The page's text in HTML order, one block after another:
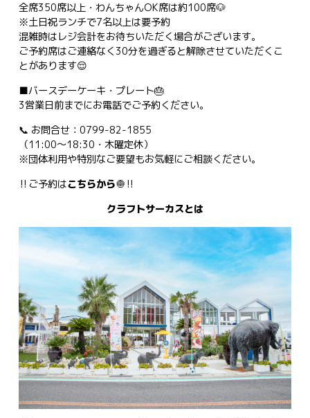
全席350席以上・わんちゃんOK席は約100席🐶
※土日祝ランチで7名以上は要予約
混雑時はレジ会計をお待ちいただく場合がございます。
ご予約席はご連絡なく30分を過ぎると解除させていただくこ
とがあります😌
■バースデーケーキ・プレート🎂
3営業日前までにお電話でご予約ください。
📞 お問合せ：0799-82-1855
（11:00〜18:30・木曜定休）
※団体利用や特別なご要望もお気軽にご相談ください。
‼️ご予約はこちらから🧅‼️
クラフトサーカスとは